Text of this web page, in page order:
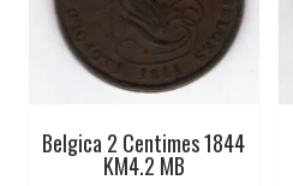
Belgica 2 Centimes 1844
KM4.2 MB